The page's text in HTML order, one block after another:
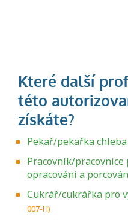
Pekař/pekařka
Pracovník/pracovnice
opracování a
Cukrář/cukrářka pro
007-H)